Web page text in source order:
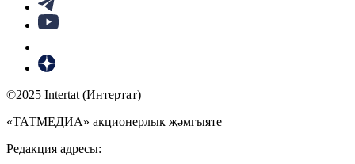
©2025 Intertat (Интертат)
«ТАТМЕДИА» акционерлык җәмгыяте
Редакция адресы: